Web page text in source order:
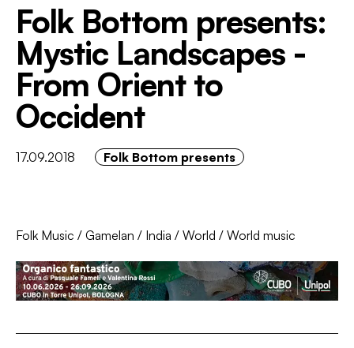
Folk Bottom presents:
Mystic Landscapes -
From Orient to
Occident
17.09.2018 Folk Bottom presents
Folk Music / Gamelan / India / World / World music